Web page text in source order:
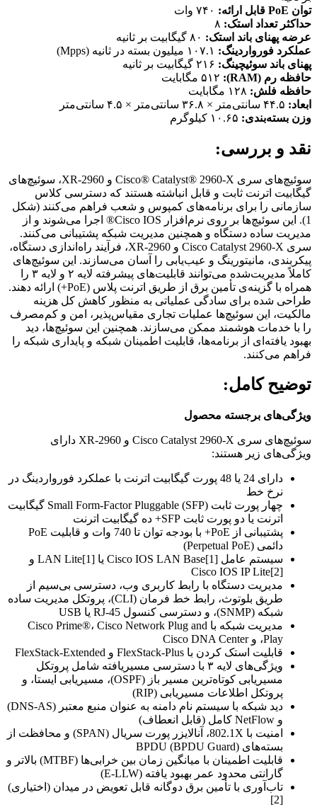
توان
قابل ارائه:
حداکثر تعداد استک:
عرضه پهنای باند استک:
عملکرد فورواردینگ:
پهنای باند سوئیچینگ:
حافظه رم (RAM):
حافظه فلش:
ابعاد:
وزن بسته‌بندی:
نقد و بررسی:
سوئیچ‌های سری Cisco® Catalyst® 2960-X و 2960-XR، سوئیچ‌های
گیگابیت اترنت ثابت و قابل انباشته هستند که دسترسی کلاس
سازمانی را برای برنامه‌های کمپوس و شعب فراهم می‌کنند (شکل
1). این سوئیچ‌ها بر روی نرم‌افزار Cisco IOS® اجرا می‌شوند و از
مدیریت ساده دستگاه و همچنین مدیریت شبکه پشتیبانی می‌کنند.
سری Cisco Catalyst 2960-X و 2960-XR، فرآیند راه‌اندازی دستگاه،
پیکربندی، مانیتورینگ و عیب‌یابی را آسان می‌سازند. این سوئیچ‌های
کاملاً مدیریت‌شده می‌توانند قابلیت‌های پیشرفته لایه ۲ و لایه ۳ را
همراه با گزینه‌ی تأمین برق از طریق اترنت پلاس (PoE+) ارائه دهند.
طراحی شده برای سادگی عملیاتی به منظور کاهش کل هزینه
مالکیت، این سوئیچ‌ها عملیات تجاری مقیاس‌پذیر، امن و کم‌مصرف
را با خدمات هوشمند ممکن می‌سازند. همچنین این سوئیچ‌ها، دید
بهبود یافته‌ای از برنامه‌ها، قابلیت اطمینان شبکه و پایداری شبکه را
فراهم می‌کنند.
توضیح کامل:
ویژگی‌های برجسته محصول
سوئیچ‌های سری Cisco Catalyst 2960-X و 2960-XR دارای
ویژگی‌های زیر هستند:
دارای 24 یا 48 پورت گیگابیت اترنت با عملکرد فورواردینگ در
نرخ خط
چهار پورت ثابت Small Form-Factor Pluggable (SFP) گیگابیت
اترنت یا دو پورت ثابت SFP+ ده گیگابیت اترنت
پشتیبانی از PoE+ با بودجه توان تا 740 وات و قابلیت PoE
دائمی (Perpetual PoE)
سیستم عامل Cisco IOS LAN Base[1] یا LAN Lite[1] و
Cisco IOS IP Lite[2]
مدیریت دستگاه با رابط کاربری وب، دسترسی بی‌سیم از
طریق بلوتوث، رابط خط فرمان (CLI)، پروتکل مدیریت ساده
شبکه (SNMP)، و دسترسی کنسول RJ-45 یا USB
مدیریت شبکه با Cisco Prime®، Cisco Network Plug and
Play، و Cisco DNA Center
قابلیت استک کردن با FlexStack-Plus و FlexStack-Extended
ویژگی‌های لایه ۳ با دسترسی مسیر‌یافته شامل پروتکل
مسیر‌یابی کوتاه‌ترین مسیر باز (OSPF)، مسیر‌یابی ایستا، و
پروتکل اطلاعات مسیریابی (RIP)
دید شبکه با سیستم نام دامنه به عنوان منبع معتبر (DNS-AS)
و NetFlow کامل (قابل انعطاف)
امنیت با 802.1X، آنالایزر پورت سریال (SPAN) و محافظت از
بسته‌های BPDU (BPDU Guard)
قابلیت اطمینان با میانگین زمان بین خرابی‌ها (MTBF) بالاتر و
گارانتی محدود عمر بهبود یافته (E-LLW)
تاب‌آوری با تأمین برق دوگانه قابل تعویض در میدان (اختیاری)
[2]